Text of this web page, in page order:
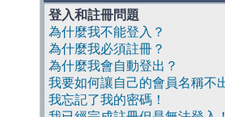
登入和註冊問題
為什麼我不能登入？
為什麼我必須註冊？
為什麼我會自動登出？
我要如何讓自己的會員名稱不
我忘記了我的密碼！